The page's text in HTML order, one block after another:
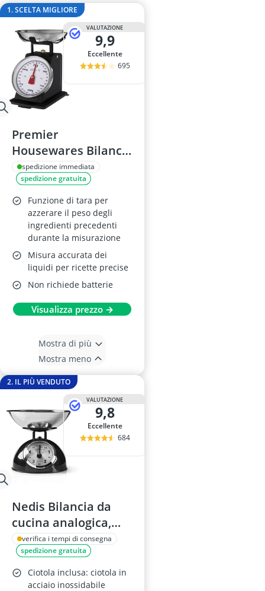
1. SCELTA MIGLIORE
VALUTAZIONE
9,9
Eccellente
695
Premier
Housewares Bilancia
da Cucina
Meccanica, 3 kg
spedizione immediata
spedizione gratuita
Funzione di tara per
azzerare il peso degli
ingredienti precedenti
durante la misurazione
Misura accurata dei
liquidi per ricette precise
Non richiede batterie
Visualizza prezzo →
Mostra di più
Mostra meno
2. IL PIÙ VENDUTO
VALUTAZIONE
9,8
Eccellente
684
Nedis Bilancia da
cucina analogica,
nero
verifica i tempi di consegna
spedizione gratuita
Ciotola inclusa: ciotola in
acciaio inossidabile